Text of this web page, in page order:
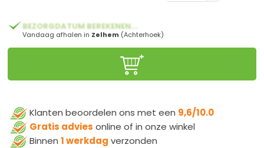
BEZORGDATUM BEREKENEN...
Vandaag afhalen in Zelhem (Achterhoek)
Klanten beoordelen ons met een 9,6/10.0
Gratis advies online of in onze winkel
Binnen 1 werkdag verzonden